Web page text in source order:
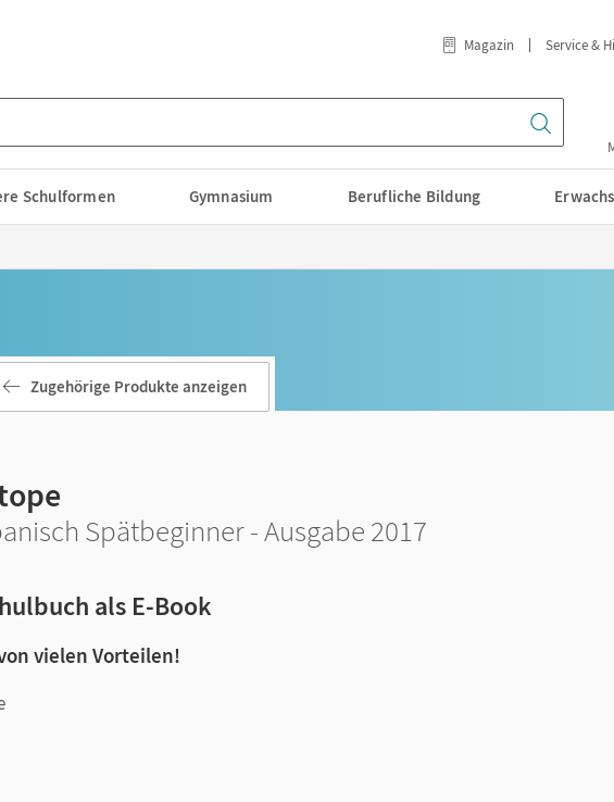
Magazin Service &
Schulformen Gymnasium Berufliche Bildung
Zugehörige Produkte anzeigen
Spätbeginner - Ausgabe 2017
als E-Book
vielen Vorteilen!